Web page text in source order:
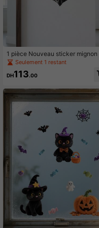
1 pièce Nouveau sticker mignon
forme de cœur avec motif de lion
our le salon, l'entrée, la
murale, peinture murale
Seulement 1 restant
DH113.00